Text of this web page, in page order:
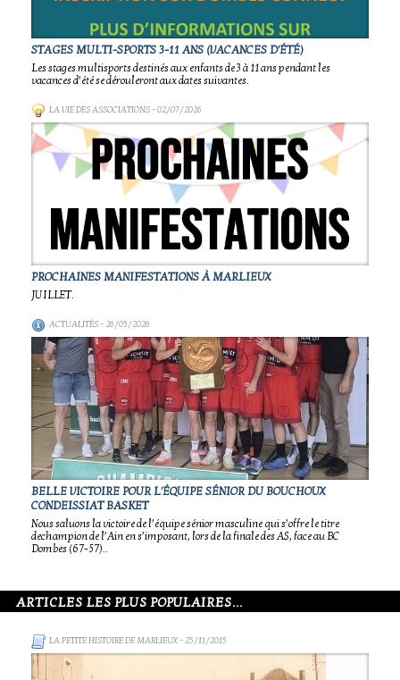
STAGES MULTI-SPORTS 3-11 ANS (VACANCES D'ÉTÉ)
Les stages multisports destinés aux enfants de 3 à 11 ans pendant les
vacances d’été se dérouleront aux dates suivantes.
LA VIE DES ASSOCIATIONS- 02/07/2026
PROCHAINES MANIFESTATIONS À MARLIEUX
JUILLET.
ACTUALITÉS- 26/05/2026
BELLE VICTOIRE POUR L'ÉQUIPE SÉNIOR DU BOUCHOUX
CONDEISSIAT BASKET
Nous saluons la victoire de l’équipe sénior masculine qui s’offre le titre
dechampion de l’Ain en s’imposant, lors de la finale des AS, face au BC
Dombes (67-57)..
ARTICLES LES PLUS POPULAIRES...
LA PETITE HISTOIRE DE MARLIEUX- 25/11/2015